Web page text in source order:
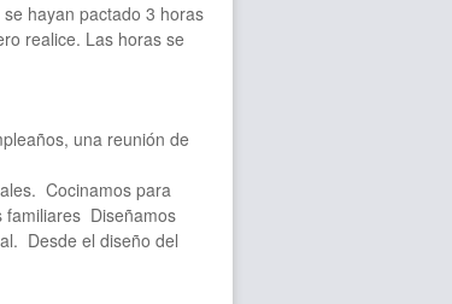
hayan pactado 3 horas
realice. Las horas se
una reunión de
Cocinamos para
familiares Diseñamos
Desde el diseño del